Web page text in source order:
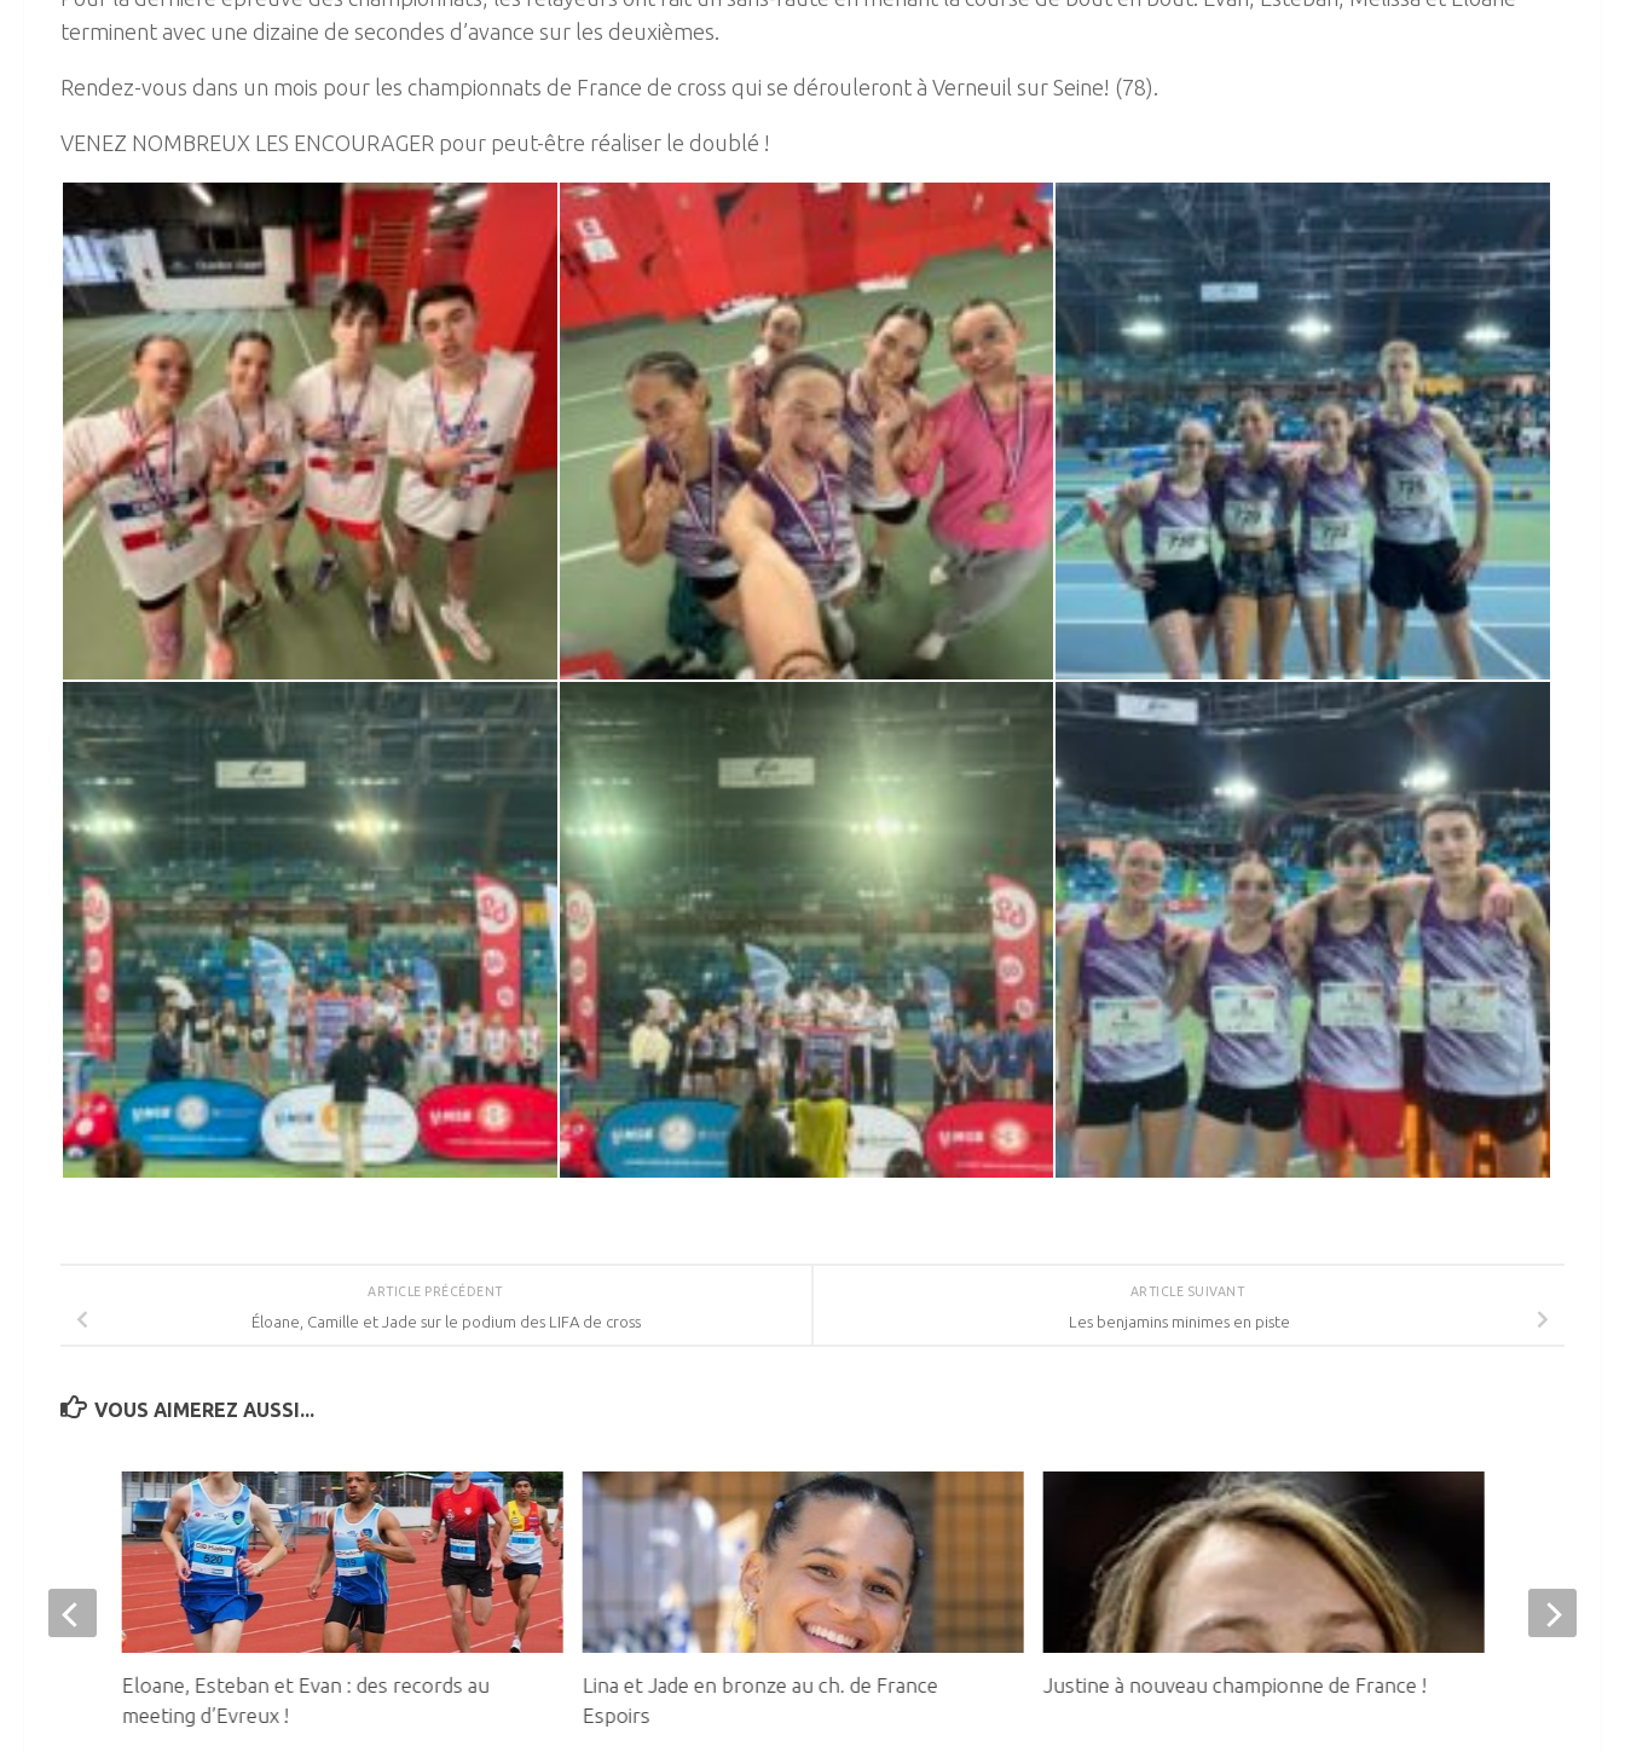
terminent avec une dizaine de secondes d’avance sur les deuxièmes.
Rendez-vous dans un mois pour les championnats de France de cross qui se dérouleront à Verneuil sur Seine! (78).
VENEZ NOMBREUX LES ENCOURAGER pour peut-être réaliser le doublé !
ARTICLE SUIVANT
Les benjamins minimes en piste
ARTICLE PRÉCÉDENT
Éloane, Camille et Jade sur le podium des LIFA de cross
VOUS AIMEREZ AUSSI...
Lina et Jade en bronze au ch. de France
Espoirs
Justine à nouveau championne de France !
Eloane, Esteban et Evan : des records au
meeting d’Evreux !